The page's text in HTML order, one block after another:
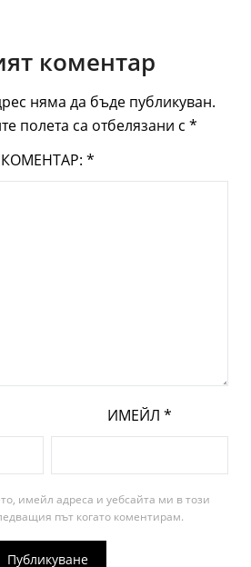
коментар
няма да бъде публикуван.
полета са отбелязани с *
КОМЕНТАР: *
ИМЕЙЛ *
имейл адреса и уебсайта ми в този
път когато коментирам.